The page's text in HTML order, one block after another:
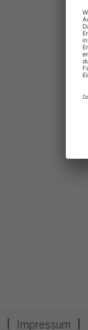
Impressum